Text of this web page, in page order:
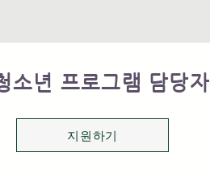
소년 프로그램 담당자
지원하기